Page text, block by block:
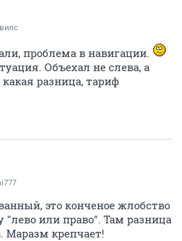
проблема в навигации.
Объехал не слева, а
разница, тариф
это конченое жлобство
"лево или право". Там разница
Маразм крепчает!